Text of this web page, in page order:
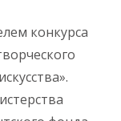
конкурса